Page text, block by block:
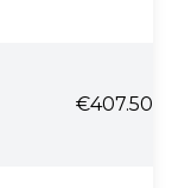
€407.50